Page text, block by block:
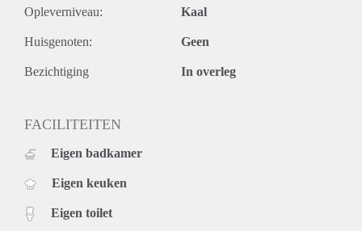
Opleverniveau: Kaal
Huisgenoten: Geen
Bezichtiging In overleg
FACILITEITEN
Eigen badkamer
Eigen keuken
Eigen toilet